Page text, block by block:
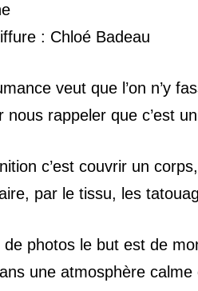
: Chloé Badeau
veut que l’on n’y
nous rappeler que c’est
c’est couvrir un
par le tissu, les
photos le but est de
une atmosphère